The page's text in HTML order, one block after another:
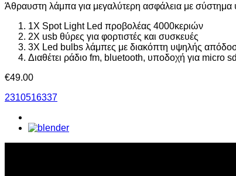
Άθραυστη λάμπα για μεγαλύτερη ασφάλεια με σύστημα
1Χ Spot Light Led προβολέας 4000κεριών
2Χ usb θύρες για φορτιστές και συσκευές
3Χ Led bulbs λάμπες με διακόπτη υψηλής
Διαθέτει ράδιο fm, bluetooth, υποδοχή για micro
€49.00
2310516337